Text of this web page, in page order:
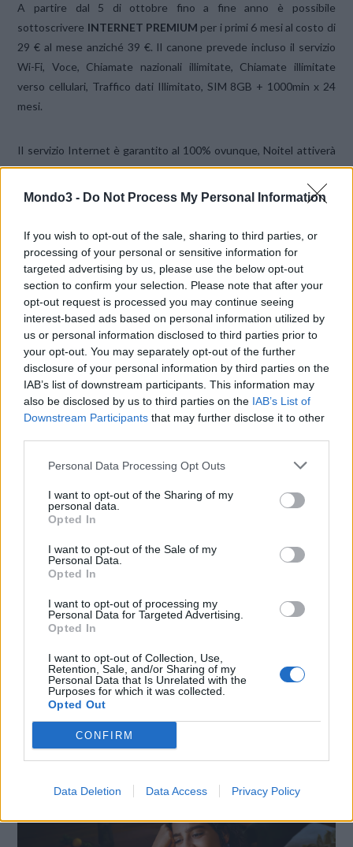
Mondo3 - Do Not Process My Personal Information
If you wish to opt-out of the sale, sharing to third parties, or
processing of your personal or sensitive information for
targeted advertising by us, please use the below opt-out
section to confirm your selection. Please note that after your
opt-out request is processed you may continue seeing
interest-based ads based on personal information utilized by
us or personal information disclosed to third parties prior to
your opt-out. You may separately opt-out of the further
disclosure of your personal information by third parties on the
IAB’s list of downstream participants. This information may
also be disclosed by us to third parties on the IAB’s List of
Downstream Participants that may further disclose it to other
Personal Data Processing Opt Outs
I want to opt-out of the Sharing of my
personal data.
Opted In
I want to opt-out of the Sale of my
Personal Data.
Opted In
I want to opt-out of processing my
Personal Data for Targeted Advertising.
Opted In
I want to opt-out of Collection, Use,
Retention, Sale, and/or Sharing of my
Personal Data that Is Unrelated with the
Purposes for which it was collected.
Opted Out
CONFIRM
Data Deletion Data Access Privacy Policy
A partire dal 5 di ottobre fino a fine anno è possibile
sottoscrivere INTERNET PREMIUM per i primi 6 mesi al costo di
29 € al mese anziché 39 €. Il canone prevede incluso il servizio
Wi-Fi, Voce, Chiamate nazionali illimitate, Chiamate illimitate
verso cellulari, Traffico dati Illimitato, SIM 8GB + 1000min x 24
mesi.
Il servizio Internet è garantito al 100% ovunque, Noitel attiverà
la migliore tecnologia disponibile presso la sede del cliente tra
Fibra, xDSL, Wireless e Satellitare sempre allo stesso prezzo.
CS
CONDIVIDI QUESTO ARTICOLO:
E-mail LinkedIn Facebook
X Mastodon Telegram
WhatsApp Stampa Altro
SMARTPHONE E NON SOLO: TECNOGAZZETTA
XIAOMI PRESENTA I NUOVI REDMI 17 SERIES,
FOCUS SU AUTONOMIA E INTRATTENIMENTO